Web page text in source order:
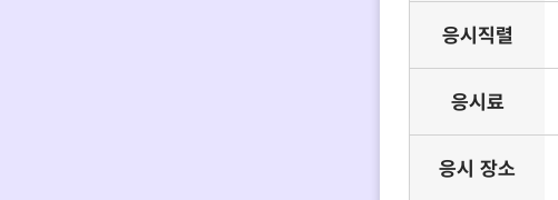
응시직렬
응시료
응시 장소